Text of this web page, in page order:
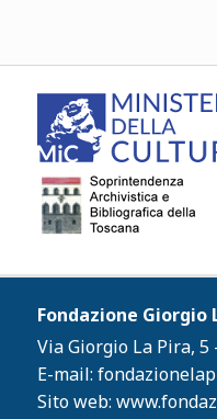
Fondazione Giorgio
Via Giorgio La Pira, 5
E-mail:
Sito web: